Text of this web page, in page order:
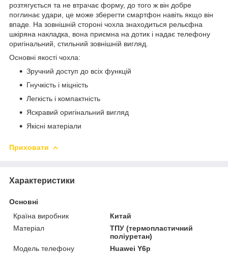
розтягується та не втрачає форму, до того ж він добре
поглинає удари, це може зберегти смартфон навіть якщо він
впаде. На зовнішній стороні чохла знаходиться рельєфна
шкіряна накладка, вона приємна на дотик і надає телефону
оригінальний, стильний зовнішній вигляд.
Основні якості чохла:
Зручний доступ до всіх функцій
Гнучкість і міцність
Легкість і компактність
Яскравий оригінальний вигляд
Якісні матеріали
Приховати
Характеристики
Основні
Країна виробник
Китай
Матеріал
ТПУ (термопластичний
поліуретан)
Модель телефону
Huawei Y6p